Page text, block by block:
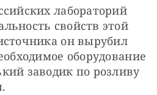
лабораторий
свойств этой
он вырубил
оборудование
заводик по розливу